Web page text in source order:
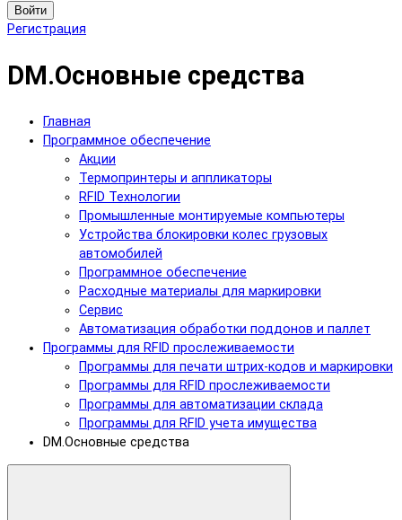
Войти
Регистрация
DM.Основные средства
Главная
Программное обеспечение
Акции
Термопринтеры и аппликаторы
RFID Технологии
Промышленные монтируемые компьютеры
Устройства блокировки колес грузовых
автомобилей
Программное обеспечение
Расходные материалы для маркировки
Сервис
Автоматизация обработки поддонов и паллет
Программы для RFID прослеживаемости
Программы для печати штрих-кодов и маркировки
Программы для RFID прослеживаемости
Программы для автоматизации склада
Программы для RFID учета имущества
DM.Основные средства